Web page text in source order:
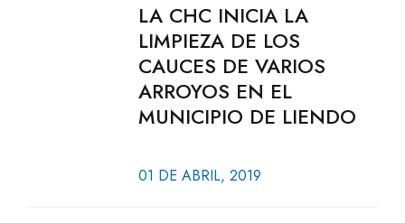
LA CHC INICIA LA
LIMPIEZA DE LOS
CAUCES DE VARIOS
ARROYOS EN EL
MUNICIPIO DE LIENDO
01 DE ABRIL, 2019